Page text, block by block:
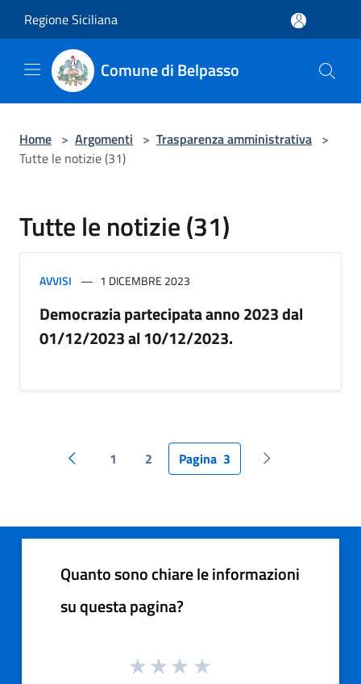
Regione Siciliana
Comune di Belpasso
Home > Argomenti > Trasparenza amministrativa >
Tutte le notizie (31)
Tutte le notizie (31)
AVVISI 1 DICEMBRE 2023
Democrazia partecipata anno 2023 dal
01/12/2023 al 10/12/2023.
Pagina precedente
1 2 Pagina 3 Pagina
Quanto sono chiare le informazioni
su questa pagina?